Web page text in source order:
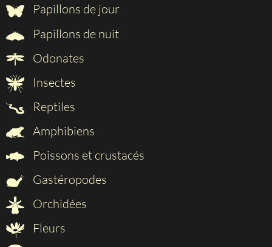
Papillons de jour
Papillons de nuit
Odonates
Insectes
Reptiles
Amphibiens
Poissons et crustacés
Gastéropodes
Orchidées
Fleurs